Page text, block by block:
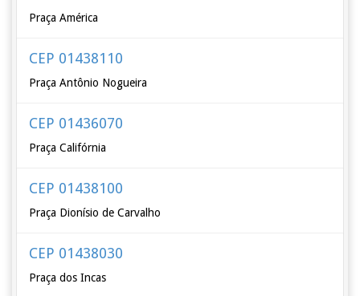
Praça América
CEP 01438110
Praça Antônio Nogueira
CEP 01436070
Praça Califórnia
CEP 01438100
Praça Dionísio de Carvalho
CEP 01438030
Praça dos Incas